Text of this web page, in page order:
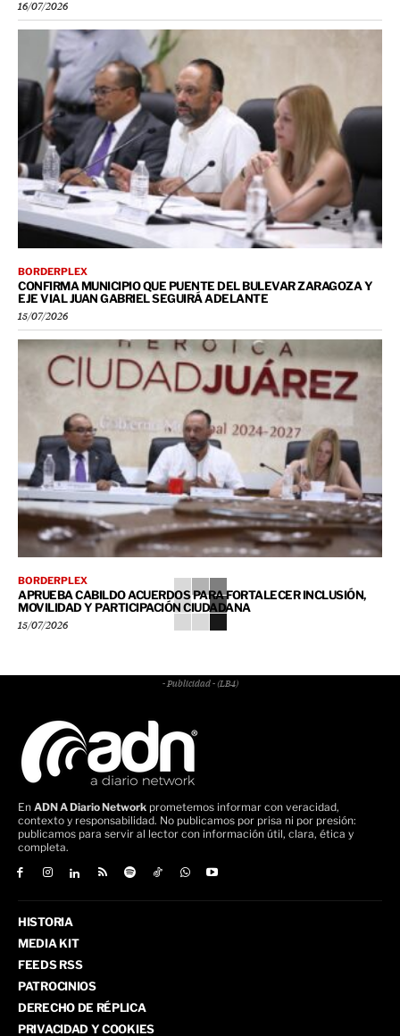
16/07/2026
BORDERPLEX
CONFIRMA MUNICIPIO QUE PUENTE DEL BULEVAR ZARAGOZA Y
EJE VIAL JUAN GABRIEL SEGUIRÁ ADELANTE
15/07/2026
BORDERPLEX
APRUEBA CABILDO ACUERDOS PARA FORTALECER INCLUSIÓN,
MOVILIDAD Y PARTICIPACIÓN CIUDADANA
15/07/2026
- Publicidad - (LB4)
En ADN A Diario Network prometemos informar con veracidad,
contexto y responsabilidad. No publicamos por prisa ni por presión:
publicamos para servir al lector con información útil, clara, ética y
completa.
HISTORIA
MEDIA KIT
FEEDS RSS
PATROCINIOS
DERECHO DE RÉPLICA
PRIVACIDAD Y COOKIES